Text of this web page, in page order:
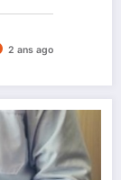
2 ans ago